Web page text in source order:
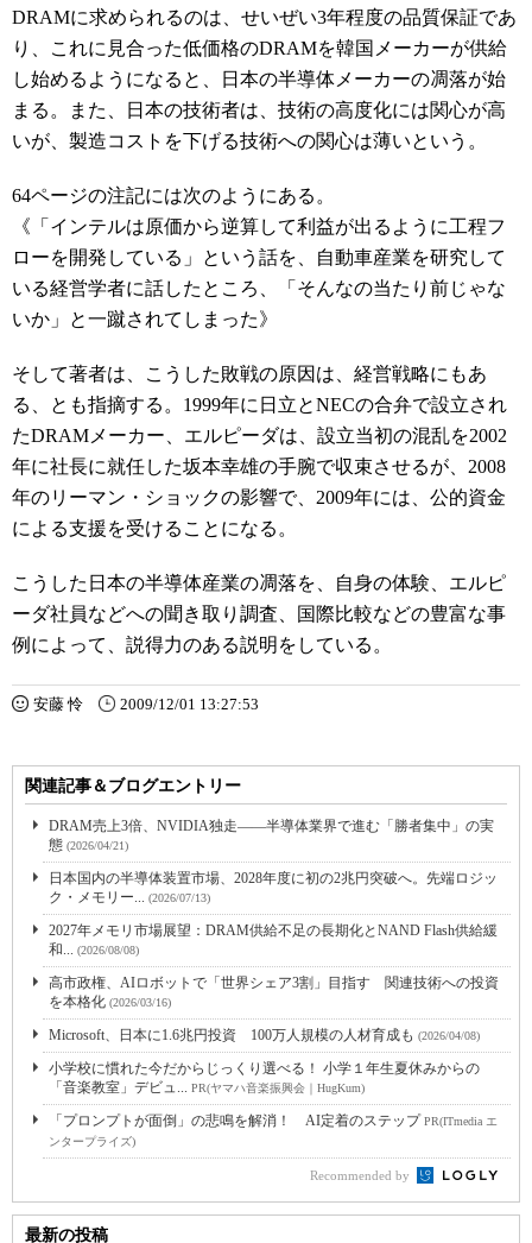
DRAMに求められるのは、せいぜい3年程度の品質保証であ
り、これに見合った低価格のDRAMを韓国メーカーが供給
し始めるようになると、日本の半導体メーカーの凋落が始
まる。また、日本の技術者は、技術の高度化には関心が高
いが、製造コストを下げる技術への関心は薄いという。
64ページの注記には次のようにある。
《「インテルは原価から逆算して利益が出るように工程フ
ローを開発している」という話を、自動車産業を研究して
いる経営学者に話したところ、「そんなの当たり前じゃな
いか」と一蹴されてしまった》
そして著者は、こうした敗戦の原因は、経営戦略にもあ
る、とも指摘する。1999年に日立とNECの合弁で設立され
たDRAMメーカー、エルピーダは、設立当初の混乱を2002
年に社長に就任した坂本幸雄の手腕で収束させるが、2008
年のリーマン・ショックの影響で、2009年には、公的資金
による支援を受けることになる。
こうした日本の半導体産業の凋落を、自身の体験、エルピ
ーダ社員などへの聞き取り調査、国際比較などの豊富な事
例によって、説得力のある説明をしている。
安藤 怜 2009/12/01 13:27:53
関連記事＆ブログエントリー
DRAM売上3倍、NVIDIA独走――半導体業界で進む「勝者集中」の実
態 (2026/04/21)
日本国内の半導体装置市場、2028年度に初の2兆円突破へ。先端ロジッ
ク・メモリー... (2026/07/13)
2027年メモリ市場展望：DRAM供給不足の長期化とNAND Flash供給緩
和... (2026/08/08)
高市政権、AIロボットで「世界シェア3割」目指す 関連技術への投資
を本格化 (2026/03/16)
Microsoft、日本に1.6兆円投資 100万人規模の人材育成も (2026/04/08)
小学校に慣れた今だからじっくり選べる！ 小学１年生夏休みからの
「音楽教室」デビュ... PR(ヤマハ音楽振興会｜HugKum)
「プロンプトが面倒」の悲鳴を解消！ AI定着のステップPR(ITmedia エ
ンタープライズ)
Recommended by
最新の投稿